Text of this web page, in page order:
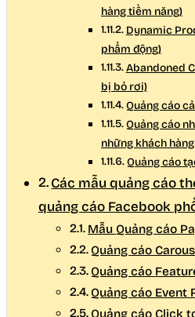
hàng tiềm năng)
Dynamic
phẩm động)
Abandoned
bị bỏ rơi)
Quảng cáo
Quảng cáo
những khách
Quảng cáo
Các mẫu quảng cáo
quảng cáo Facebook
Mẫu Quảng cáo
Quảng cáo
Quảng cáo
Quảng cáo Event
Quảng cáo Click